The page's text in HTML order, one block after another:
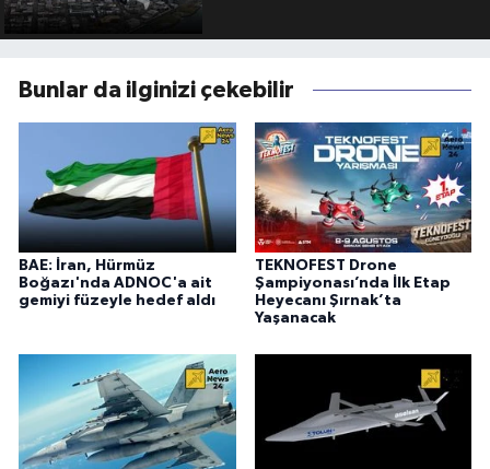
Bunlar da ilginizi çekebilir
BAE: İran, Hürmüz
Boğazı'nda ADNOC'a ait
gemiyi füzeyle hedef aldı
TEKNOFEST Drone
Şampiyonası’nda İlk Etap
Heyecanı Şırnak’ta
Yaşanacak